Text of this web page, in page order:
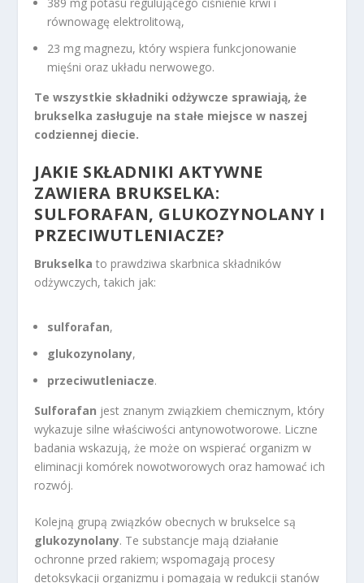
równowagę elektrolitową,
23 mg magnezu, który wspiera funkcjonowanie
mięśni oraz układu nerwowego.
Te wszystkie składniki odżywcze sprawiają, że
brukselka zasługuje na stałe miejsce w naszej
codziennej diecie.
JAKIE SKŁADNIKI AKTYWNE
ZAWIERA BRUKSELKA:
SULFORAFAN, GLUKOZYNOLANY I
PRZECIWUTLENIACZE?
Brukselka to prawdziwa skarbnica składników
odżywczych, takich jak:
sulforafan,
glukozynolany,
przeciwutleniacze.
Sulforafan jest znanym związkiem chemicznym, który
wykazuje silne właściwości antynowotworowe. Liczne
badania wskazują, że może on wspierać organizm w
eliminacji komórek nowotworowych oraz hamować ich
rozwój.
Kolejną grupą związków obecnych w brukselce są
glukozynolany. Te substancje mają działanie
ochronne przed rakiem; wspomagają procesy
detoksykacji organizmu i pomagają w redukcji stanów